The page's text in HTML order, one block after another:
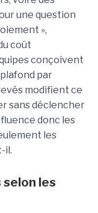
une question
»,
coût
conçoivent
par
modifient ce
sans déclencher
donc les
les
il.
les